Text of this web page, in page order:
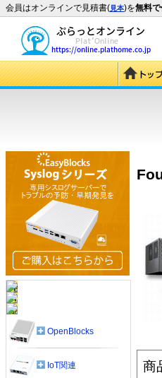
会員はオンラインで見積書(見本)を無料
商
OpenBlocks
IoT関連